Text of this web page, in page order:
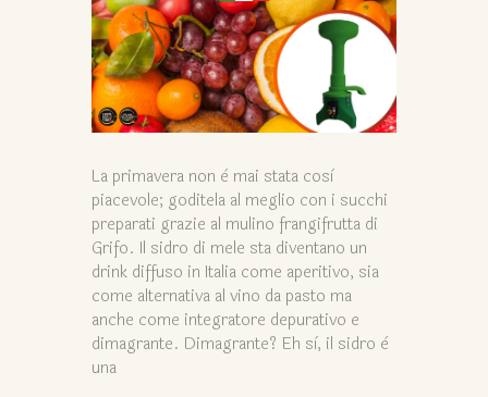
La primavera non è mai stata così
piacevole; goditela al meglio con i succhi
preparati grazie al mulino frangifrutta di
Grifo. Il sidro di mele sta diventano un
drink diffuso in Italia come aperitivo, sia
come alternativa al vino da pasto ma
anche come integratore depurativo e
dimagrante. Dimagrante? Eh sì, il sidro è
una